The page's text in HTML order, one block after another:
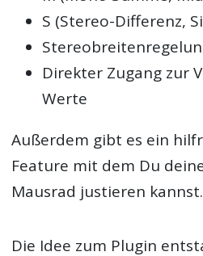
S (Stereo-Differenz,
Direkter Zugang zur
Werte
Außerdem gibt es ein
Feature mit dem Du
Mausrad justieren kannst.
Die Idee zum Plugin